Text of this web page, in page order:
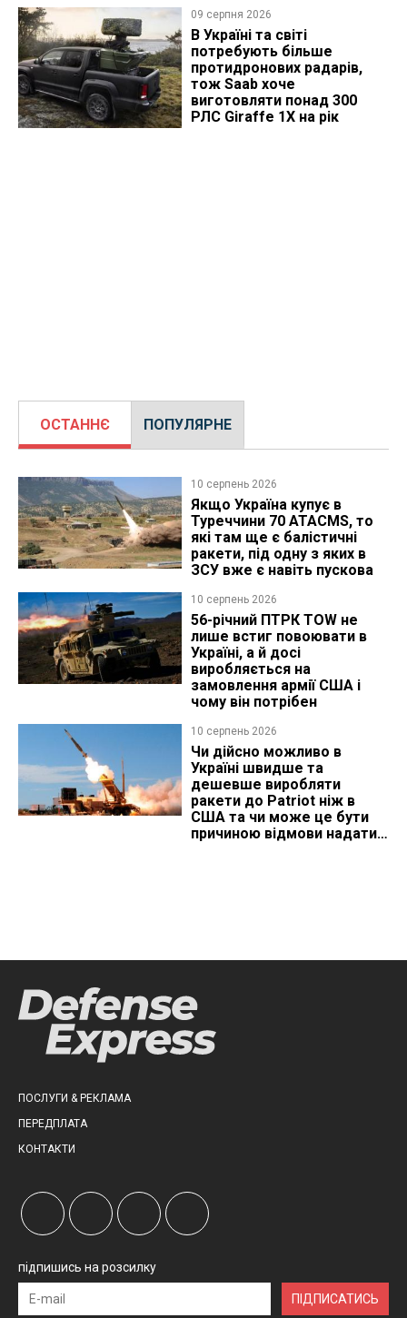
09 серпня 2026
В Україні та світі
потребують більше
протидронових радарів,
тож Saab хоче
виготовляти понад 300
РЛС Giraffe 1X на рік
ОСТАННЄ ПОПУЛЯРНЕ
10 серпень 2026
Якщо Україна купує в
Туреччини 70 ATACMS, то
які там ще є балістичні
ракети, під одну з яких в
ЗСУ вже є навіть пускова
10 серпень 2026
56-річний ПТРК TOW не
лише встиг повоювати в
Україні, а й досі
виробляється на
замовлення армії США і
чому він потрібен
10 серпень 2026
Чи дійсно можливо в
Україні швидше та
дешевше виробляти
ракети до Patriot ніж в
США та чи може це бути
причиною відмови надати
ПОСЛУГИ & РЕКЛАМА
ПЕРЕДПЛАТА
КОНТАКТИ
підпишись на розсилку
ПІДПИСАТИСЬ